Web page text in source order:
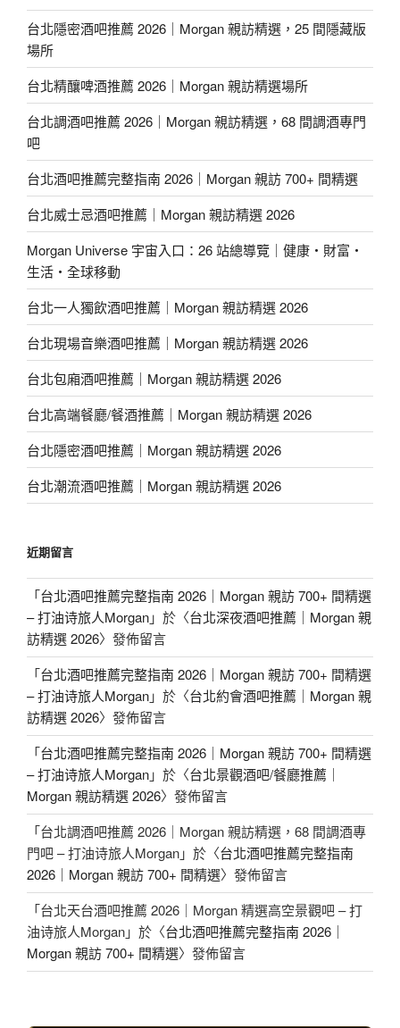
台北隱密酒吧推薦 2026｜Morgan 親訪精選，25 間隱藏版
場所
台北精釀啤酒推薦 2026｜Morgan 親訪精選場所
台北調酒吧推薦 2026｜Morgan 親訪精選，68 間調酒專門
吧
台北酒吧推薦完整指南 2026｜Morgan 親訪 700+ 間精選
台北威士忌酒吧推薦｜Morgan 親訪精選 2026
Morgan Universe 宇宙入口：26 站總導覽｜健康・財富・
生活・全球移動
台北一人獨飲酒吧推薦｜Morgan 親訪精選 2026
台北現場音樂酒吧推薦｜Morgan 親訪精選 2026
台北包廂酒吧推薦｜Morgan 親訪精選 2026
台北高端餐廳/餐酒推薦｜Morgan 親訪精選 2026
台北隱密酒吧推薦｜Morgan 親訪精選 2026
台北潮流酒吧推薦｜Morgan 親訪精選 2026
近期留言
「台北酒吧推薦完整指南 2026｜Morgan 親訪 700+ 間精選
– 打油诗旅人Morgan」於〈台北深夜酒吧推薦｜Morgan 親
訪精選 2026〉發佈留言
「台北酒吧推薦完整指南 2026｜Morgan 親訪 700+ 間精選
– 打油诗旅人Morgan」於〈台北約會酒吧推薦｜Morgan 親
訪精選 2026〉發佈留言
「台北酒吧推薦完整指南 2026｜Morgan 親訪 700+ 間精選
– 打油诗旅人Morgan」於〈台北景觀酒吧/餐廳推薦｜
Morgan 親訪精選 2026〉發佈留言
「台北調酒吧推薦 2026｜Morgan 親訪精選，68 間調酒專
門吧 – 打油诗旅人Morgan」於〈台北酒吧推薦完整指南
2026｜Morgan 親訪 700+ 間精選〉發佈留言
「台北天台酒吧推薦 2026｜Morgan 精選高空景觀吧 – 打
油诗旅人Morgan」於〈台北酒吧推薦完整指南 2026｜
Morgan 親訪 700+ 間精選〉發佈留言